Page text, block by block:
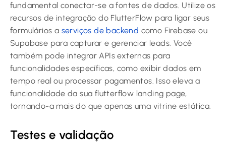
fundamental conectar-se a fontes de dados. Utilize os
recursos de integração do FlutterFlow para ligar seus
formulários a serviços de backend como Firebase ou
Supabase para capturar e gerenciar leads. Você
também pode integrar APIs externas para
funcionalidades específicas, como exibir dados em
tempo real ou processar pagamentos. Isso eleva a
funcionalidade da sua flutterflow landing page,
tornando-a mais do que apenas uma vitrine estática.
Testes e validação